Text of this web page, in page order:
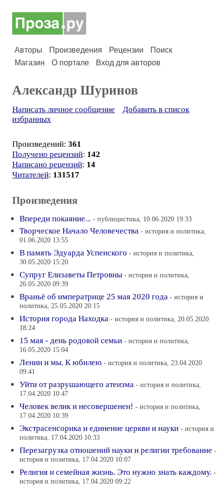
Авторы Произведения Рецензии
Поиск
Магазин
О портале Вход для авторов
Александр Шуринов
Написать личное сообщение
Добавить в список
избранных
Произведений: 361
Получено рецензий: 142
Написано рецензий: 14
Читателей: 131517
Произведения
Впереди покаяние... - публицистика, 10.06.2020 19:33
Творческое Начало Человечества - история и политика,
01.06.2020 13:55
В память Эдуарда Успенского - история и политика,
30.05.2020 15:20
Супруг Елизаветы Петровны - история и политика,
26.05.2020 09:39
Враньё об императрице 25 мая 2020 года - история и
политика, 25.05.2020 20:15
История города Находка - история и политика, 20.05.2020
18:24
15 мая - день родовой семьи - история и политика,
16.05.2020 15:04
Ленин и мы. К юбилею - история и политика, 23.04.2020
09:41
Уйти от разрушающего атеизма - история и политика,
17.04.2020 10:47
Человек велик и несовершенен! - история и политика,
17.04.2020 10:39
Экстрасенсорика и единение церкви и науки - история и
политика, 17.04.2020 10:33
Перезагрузка отношений науки и религии требование -
история и политика, 17.04.2020 10:07
Религия и семейная жизнь. Это нужно знать каждому. -
история и политика, 17.04.2020 09:22